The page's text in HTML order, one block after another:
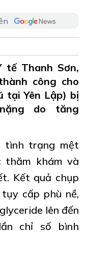
ĐỨC, PHONG CÁCH HỒ
tế Thanh Sơn,
công cho
tại Yên Lập) bị
do tăng
tình trạng mệt
thăm khám và
Kết quả chụp
cấp phù nề,
lên đến
chỉ số bình